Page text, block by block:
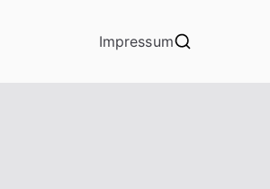
Impressum